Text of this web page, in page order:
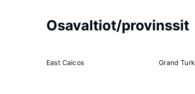
Osavaltiot/provinssit
East Caicos Grand Turk